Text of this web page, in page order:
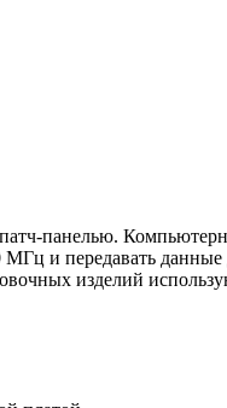
панелью.
МГц и передавать
изделий